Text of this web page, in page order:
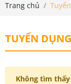
Trang chủ
TUYỂN DỤNG
Không tìm